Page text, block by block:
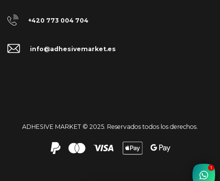
+420 773 004 704
info@adhesivemarket.es
ADHESIVE MARKET © 2025. Reservados todos los derechos.
1